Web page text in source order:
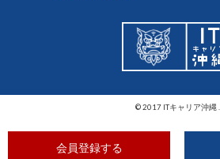
会員登録する
© 2017 ITキャリア沖縄 .